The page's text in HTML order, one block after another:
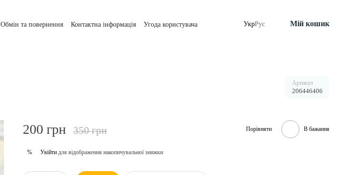
Обмін та повернення Контактна інформація Угода користувача УкрРус Мій кошик
Артикул
206446406
200 грн 350 грн Порівняти В бажання
% Увійти для відображення накопичувальної знижки